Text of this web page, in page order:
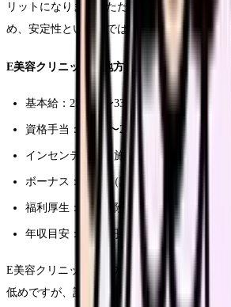
リットになります。ただし、ボーナスは業
め、安定性という点では大手に劣ります。
E美容クリニック（地方・中規模）
基本給：25万円〜33万円
資格手当：1万円〜2万円
インセンティブ：施術件数による（月5万
ボーナス：年2回（計2ヶ月分程度）
福利厚生：社会保険完備、託児所完備
年収目安：450万円〜650万円
E美容クリニックは地方の中規模クリニック
低めですが、託児所が完備されているなど